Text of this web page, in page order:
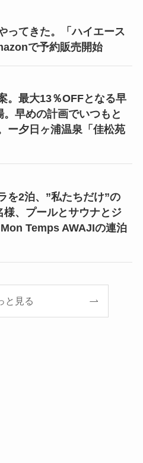
ってきた。「ハイエース
で予約販売開始
。最大13％OFFとなる早
早めの計画でいつもと
ー夕日ヶ浦温泉「佳松苑
を2泊、”私たちだけ”の
様、プールとサウナとジ
Temps AWAJIの連泊
と見る